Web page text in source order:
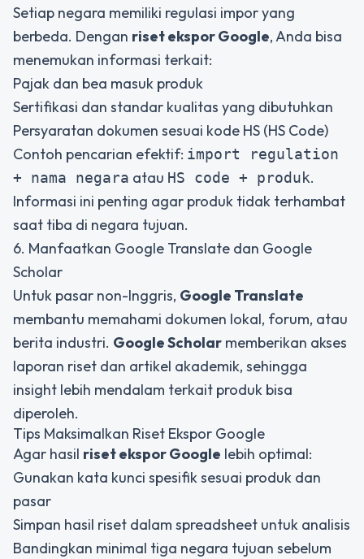
Setiap negara memiliki regulasi impor yang
berbeda. Dengan riset ekspor Google, Anda bisa
menemukan informasi terkait:
Pajak dan bea masuk produk
Sertifikasi dan standar kualitas yang dibutuhkan
Persyaratan dokumen sesuai kode HS (HS Code)
Contoh pencarian efektif: import regulation
+ nama negara atau HS code + produk.
Informasi ini penting agar produk tidak terhambat
saat tiba di negara tujuan.
6. Manfaatkan Google Translate dan Google
Scholar
Untuk pasar non-Inggris, Google Translate
membantu memahami dokumen lokal, forum, atau
berita industri. Google Scholar memberikan akses
laporan riset dan artikel akademik, sehingga
insight lebih mendalam terkait produk bisa
diperoleh.
Tips Maksimalkan Riset Ekspor Google
Agar hasil riset ekspor Google lebih optimal:
Gunakan kata kunci spesifik sesuai produk dan
pasar
Simpan hasil riset dalam spreadsheet untuk analisis
Bandingkan minimal tiga negara tujuan sebelum